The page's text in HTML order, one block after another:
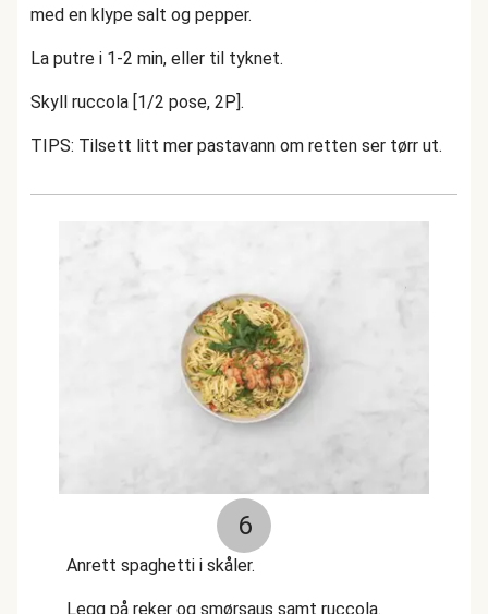
med en klype salt og pepper.
La putre i 1-2 min, eller til tyknet.
Skyll ruccola [1/2 pose, 2P].
TIPS: Tilsett litt mer pastavann om retten ser tørr ut.
6
Anrett spaghetti i skåler.
Legg på reker og smørsaus samt ruccola.